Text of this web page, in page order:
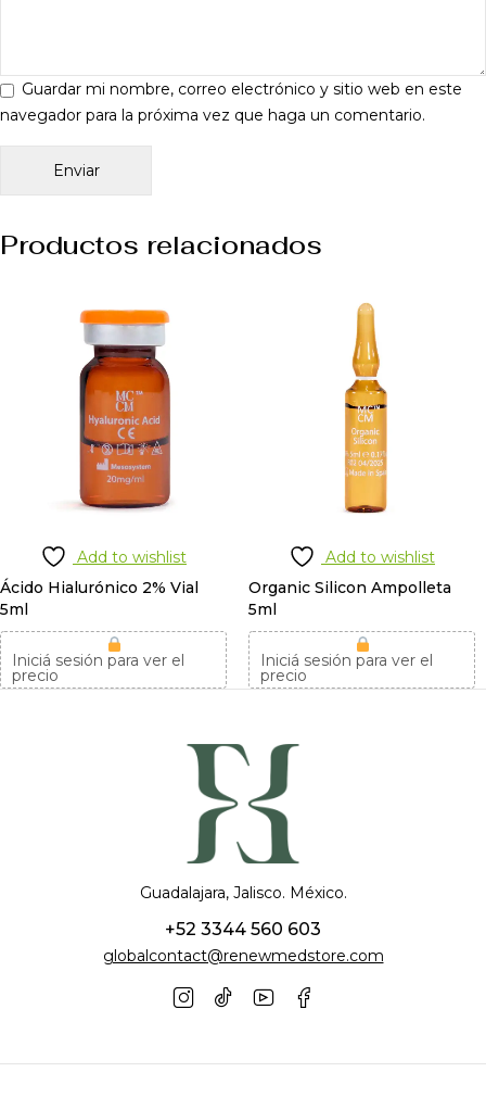
Guardar mi nombre, correo electrónico y sitio web en este
navegador para la próxima vez que haga un comentario.
Productos relacionados
Add to wishlist
Ácido Hialurónico 2% Vial
5ml
Iniciá sesión para ver el
precio
Add to wishlist
Organic Silicon Ampolleta
5ml
Iniciá sesión para ver el
precio
Guadalajara, Jalisco. México.
+52 3344 560 603
globalcontact@renewmedstore.com